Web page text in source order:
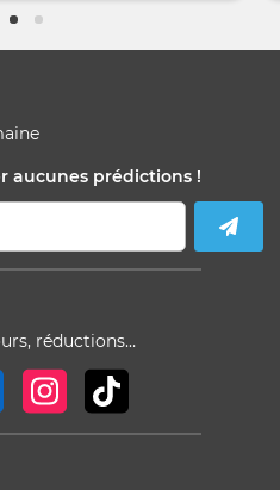
aucunes prédictions !
réductions…